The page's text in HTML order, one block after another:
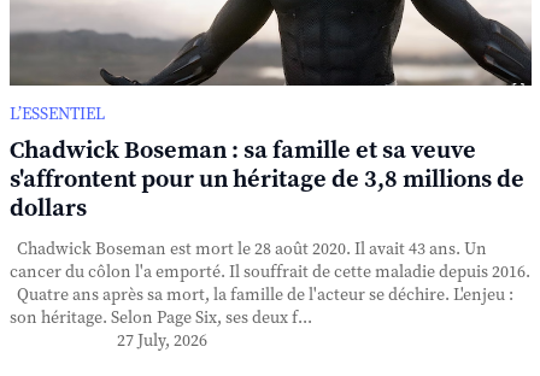
L’ESSENTIEL
Chadwick Boseman : sa famille et sa veuve
s'affrontent pour un héritage de 3,8 millions de
dollars
Chadwick Boseman est mort le 28 août 2020. Il avait 43 ans. Un
cancer du côlon l'a emporté. Il souffrait de cette maladie depuis 2016.
Quatre ans après sa mort, la famille de l'acteur se déchire. L'enjeu :
son héritage. Selon Page Six, ses deux f...
27 July, 2026